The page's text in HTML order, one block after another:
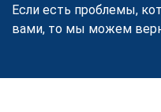
Если есть проблемы,
вами, то мы можем